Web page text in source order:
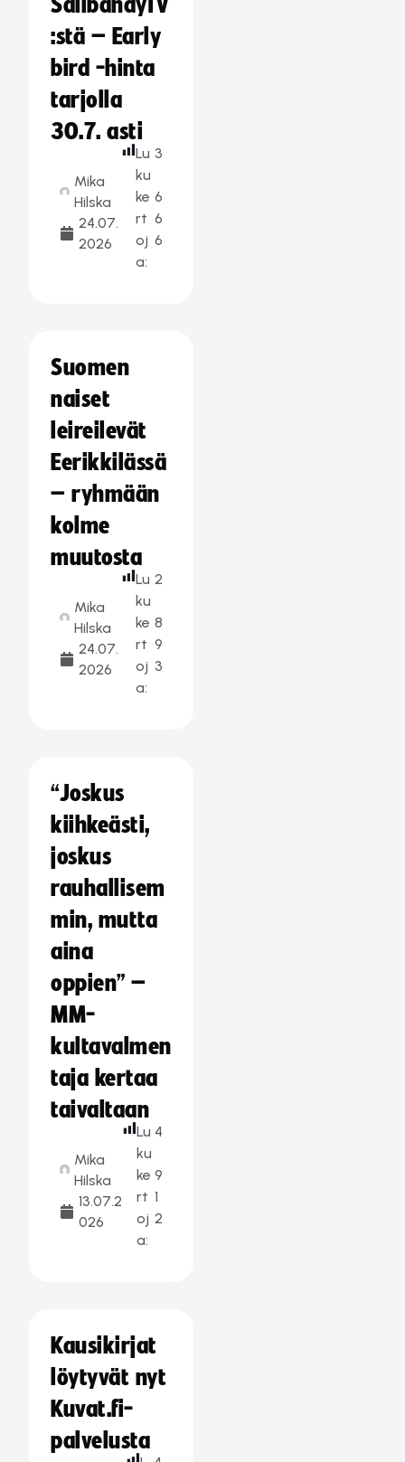
SalibandyTV
:stä – Early
bird -hinta
tarjolla
30.7. asti
Mika
Hilska
24.07.
2026
Lu
ku
ke
rt
oj
a:
3
6
6
6
Suomen
naiset
leireilevät
Eerikkilässä
– ryhmään
kolme
muutosta
Mika
Hilska
24.07.
2026
Lu
ku
ke
rt
oj
a:
2
8
9
3
“Joskus
kiihkeästi,
joskus
rauhallisem
min, mutta
aina
oppien” –
MM-
kultavalmen
taja kertaa
taivaltaan
Mika
Hilska
13.07.2
026
Lu
ku
ke
rt
oj
a:
4
9
1
2
Kausikirjat
löytyvät nyt
Kuvat.fi-
palvelusta